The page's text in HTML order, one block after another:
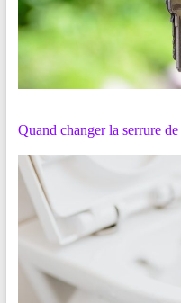
Quand changer la serrure